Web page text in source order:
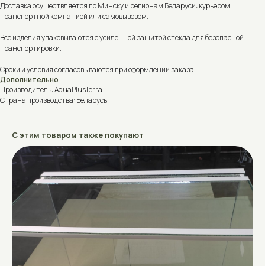
Доставка осуществляется по Минску и регионам Беларуси: курьером,
транспортной компанией или самовывозом.
Все изделия упаковываются с усиленной защитой стекла для безопасной
транспортировки.
Сроки и условия согласовываются при оформлении заказа.
Дополнительно
Производитель: AquaPlusTerra
Страна производства: Беларусь
С этим товаром также покупают